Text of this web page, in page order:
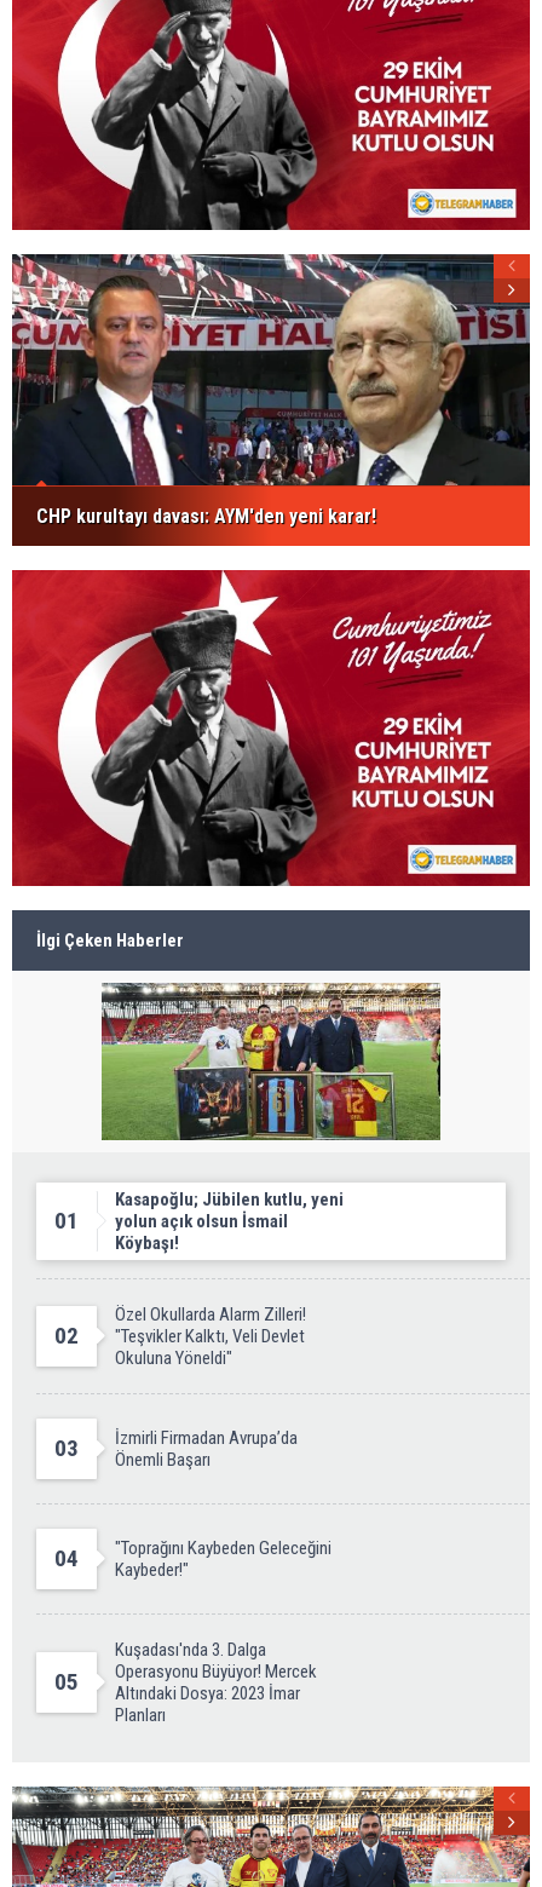
CHP kurultayı davası: AYM'den yeni karar!
İlgi Çeken Haberler
01
Kasapoğlu; Jübilen kutlu, yeni
yolun açık olsun İsmail
Köybaşı!
02
Özel Okullarda Alarm Zilleri!
"Teşvikler Kalktı, Veli Devlet
Okuluna Yöneldi"
03
İzmirli Firmadan Avrupa’da
Önemli Başarı
04
"Toprağını Kaybeden Geleceğini
Kaybeder!"
05
Kuşadası'nda 3. Dalga
Operasyonu Büyüyor! Mercek
Altındaki Dosya: 2023 İmar
Planları